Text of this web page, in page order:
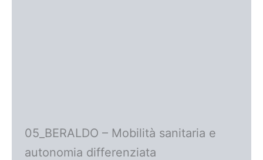
05_BERALDO – Mobilità sanitaria e
autonomia differenziata